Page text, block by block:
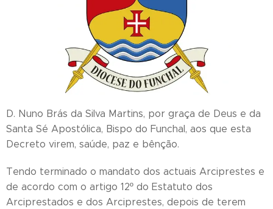
D. Nuno Brás da Silva Martins, por graça de Deus e da
Santa Sé Apostólica, Bispo do Funchal, aos que esta
Decreto virem, saúde, paz e bênção.
Tendo terminado o mandato dos actuais Arciprestes e
de acordo com o artigo 12º do Estatuto dos
Arciprestados e dos Arciprestes, depois de terem